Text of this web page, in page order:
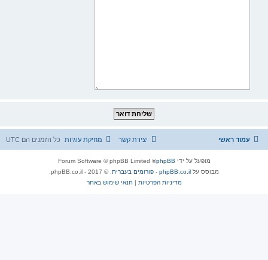
עמוד ראשי כל הזמנים הם UTC מחיקת עוגיות יצירת קשר
מופעל על ידי phpBB
® Forum Software © phpBB Limited
מבוסס על phpBB.co.il - פורומים בעברית
. © 2017 - phpBB.co.il.
מדיניות הפרטיות |תנאי שימוש באתר